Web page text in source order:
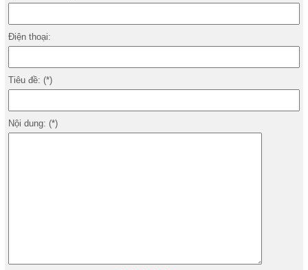
Điện thoại:
Tiêu đề: (*)
Nội dung: (*)